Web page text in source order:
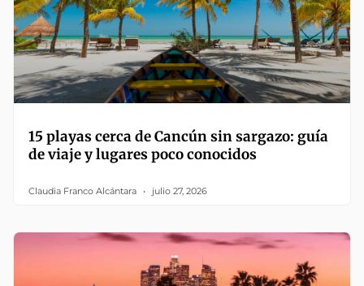
15 playas cerca de Cancún sin sargazo: guía
de viaje y lugares poco conocidos
Claudia Franco Alcántara julio 27, 2026